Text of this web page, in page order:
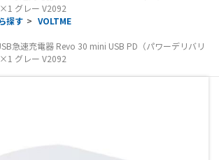
グレー V2092
探す > VOLTME
急速充電器 Revo 30 mini USB PD（パワーデリバリ
グレー V2092